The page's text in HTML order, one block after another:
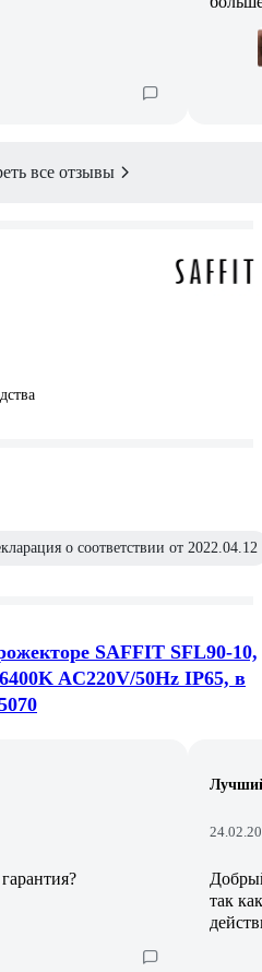
все отзывы
о соответствии от 2022.04.12
SAFFIT SFL90-10,
AC220V/50Hz IP65, в
так